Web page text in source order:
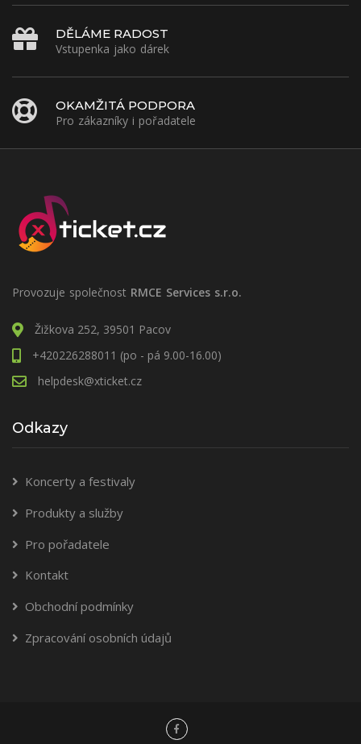
DĚLÁME RADOST
Vstupenka jako dárek
OKAMŽITÁ PODPORA
Pro zákazníky i pořadatele
Provozuje společnost RMCE Services s.r.o.
Žižkova 252, 39501 Pacov
+420226288011 (po - pá 9.00-16.00)
helpdesk@xticket.cz
Odkazy
Koncerty a festivaly
Produkty a služby
Pro pořadatele
Kontakt
Obchodní podmínky
Zpracování osobních údajů